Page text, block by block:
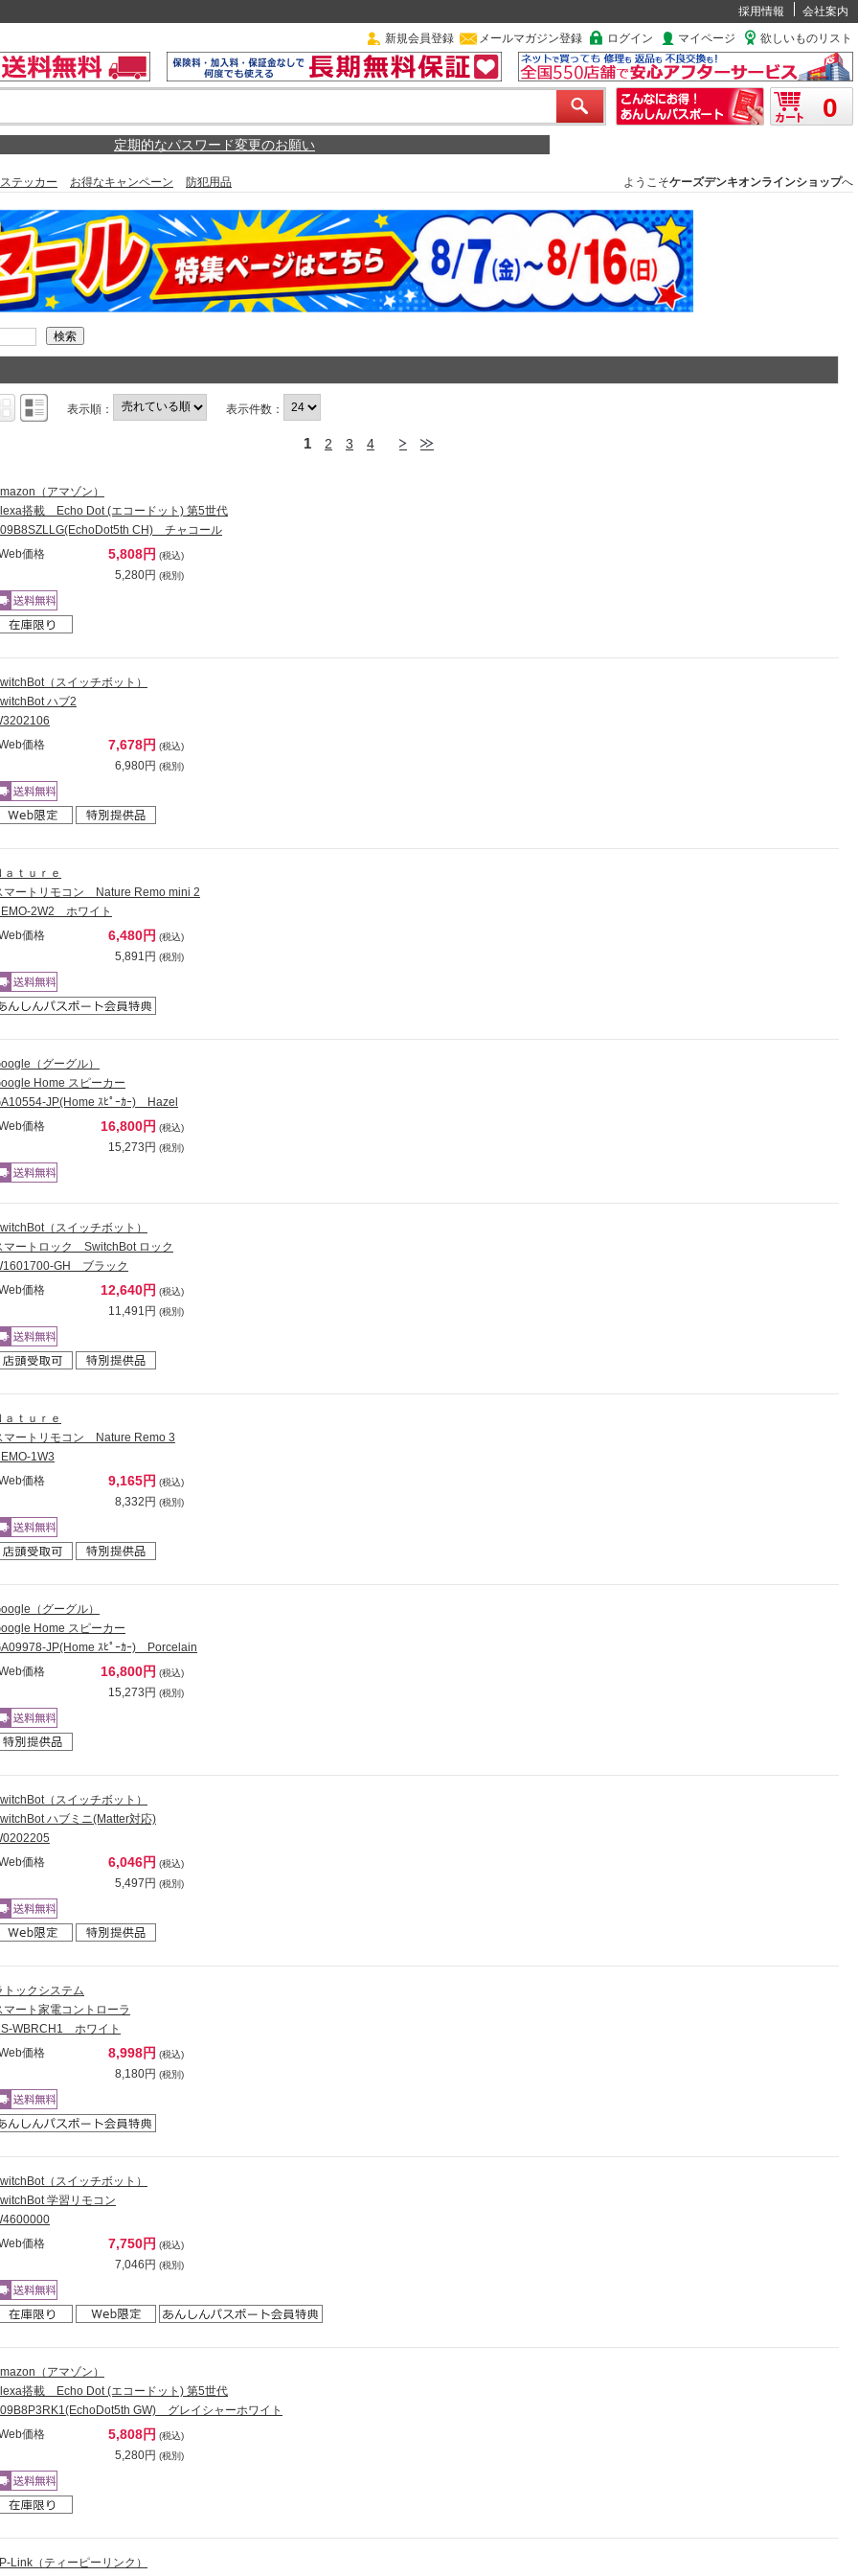
採用情報
会社案内
新規会員登録
メールマガジン登録 ログイン マイページ 欲しいものリスト
0
定期的なパスワード変更のお願い
テッカー お得なキャンペーン 防犯用品 ようこそケーズデンキオンラインショップへ
表示順： 表示件数：
1 2 3 4
（アマゾン）
搭載 Echo Dot (エコードット) 第5世代
CH) チャコール
価格
5,808円 (税込)
5,280円 (税別)
（スイッチボット）
ハブ2
価格
7,678円 (税込)
6,980円 (税別)
ａｔｕｒｅ
マートリモコン Nature Remo mini 2
2W2 ホワイト
価格
6,480円 (税込)
5,891円 (税別)
（グーグル）
Home スピーカー
JP(Home ｽﾋﾟｰｶｰ) Hazel
価格
16,800円 (税込)
15,273円 (税別)
（スイッチボット）
マートロック SwitchBot ロック
GH ブラック
価格
12,640円 (税込)
11,491円 (税別)
ａｔｕｒｅ
マートリモコン Nature Remo 3
1W3
価格
9,165円 (税込)
8,332円 (税別)
（グーグル）
Home スピーカー
JP(Home ｽﾋﾟｰｶｰ) Porcelain
価格
16,800円 (税込)
15,273円 (税別)
（スイッチボット）
ハブミニ(Matter対応)
価格
6,046円 (税込)
5,497円 (税別)
トックシステム
マート家電コントローラ
WBRCH1 ホワイト
価格
8,998円 (税込)
8,180円 (税別)
（スイッチボット）
学習リモコン
価格
7,750円 (税込)
7,046円 (税別)
（アマゾン）
搭載 Echo Dot (エコードット) 第5世代
GW) グレイシャーホワイト
価格
5,808円 (税込)
5,280円 (税別)
Link（ティーピーリンク）